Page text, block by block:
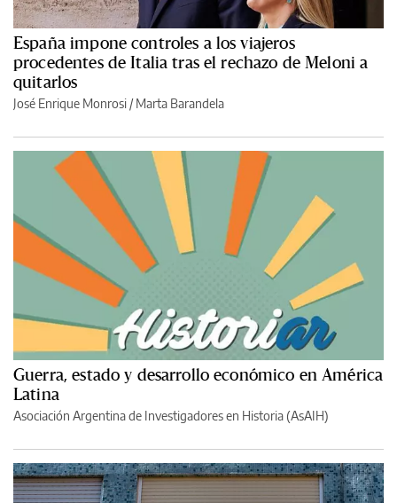
España impone controles a los viajeros
procedentes de Italia tras el rechazo de Meloni a
quitarlos
José Enrique Monrosi / Marta Barandela
Guerra, estado y desarrollo económico en América
Latina
Asociación Argentina de Investigadores en Historia (AsAIH)